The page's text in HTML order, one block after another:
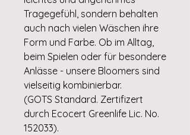
Tragegefühl, sondern behalten
auch nach vielen Wäschen ihre
Form und Farbe. Ob im Alltag,
beim Spielen oder für besondere
Anlässe - unsere Bloomers sind
vielseitig kombinierbar.
(GOTS Standard. Zertifizert
durch Ecocert Greenlife Lic. No.
152033).